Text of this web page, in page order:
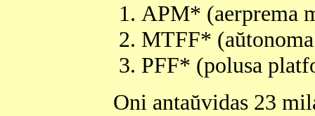
APM* (aerprema
MTFF*
PFF* (polusa
Oni antaŭvidas 23